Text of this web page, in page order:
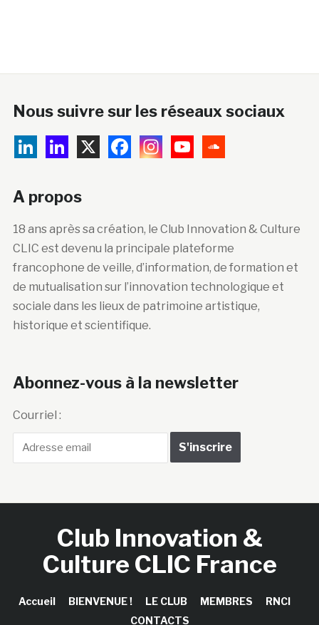
Nous suivre sur les réseaux sociaux
A propos
18 ans après sa création, le Club Innovation & Culture
CLIC est devenu la principale plateforme
francophone de veille, d’information, de formation et
de mutualisation sur l’innovation technologique et
sociale dans les lieux de patrimoine artistique,
historique et scientifique.
Abonnez-vous à la newsletter
Courriel :
Club Innovation &
Culture CLIC France
Accueil BIENVENUE ! LE CLUB MEMBRES
RNCI
CONTACTS